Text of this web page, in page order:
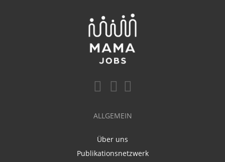
ALLGEMEIN
Über uns
Publikationsnetzwerk